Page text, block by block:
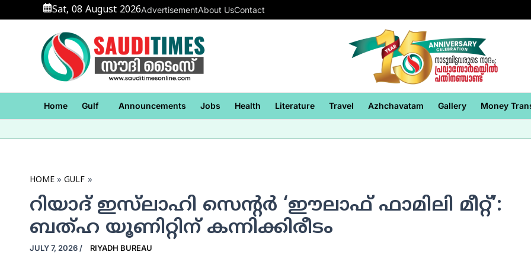
to
Sat, 08 August 2026AdvertisementAbout UsContact
Home Gulf Announcements Jobs Health Literature Travel Azhchavatam Gallery Money
HOME GULF
റിയാദ് ഇസ്‌ലാഹി സെന്റര്‍ ‘ഈലാഫ് ഫാമിലി മീറ്റ്’:
ബത്ഹ യൂണിറ്റിന് കന്നിക്കിരീടം
JULY 7, 2026 / RIYADH BUREAU